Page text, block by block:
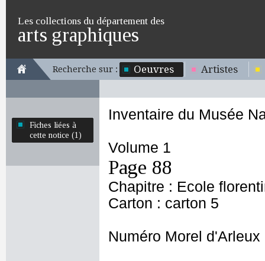
Les collections du département des
arts graphiques
Recherche sur : Oeuvres Artistes
Fiches liées à
cette notice (1)
Inventaire du Musée
Volume 1
Page 88
Chapitre : Ecole
Carton : carton 5
Numéro Morel d'Arleux